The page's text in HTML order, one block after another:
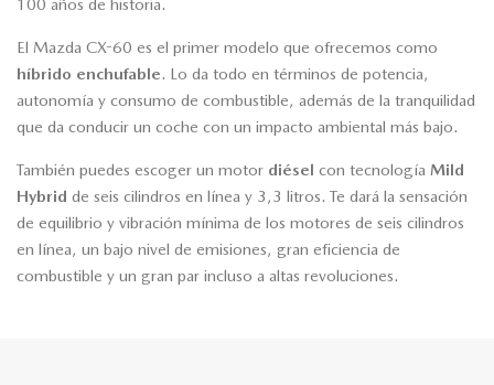
El Mazda CX-60 es el primer modelo que ofrecemos como
híbrido enchufable. Lo da todo en términos de potencia,
autonomía y consumo de combustible, además de la tranquilidad
que da conducir un coche con un impacto ambiental más bajo.
También puedes escoger un motor diésel con tecnología Mild
Hybrid de seis cilindros en línea y 3,3 litros. Te dará la sensación
de equilibrio y vibración mínima de los motores de seis cilindros
en línea, un bajo nivel de emisiones, gran eficiencia de
combustible y un gran par incluso a altas revoluciones.